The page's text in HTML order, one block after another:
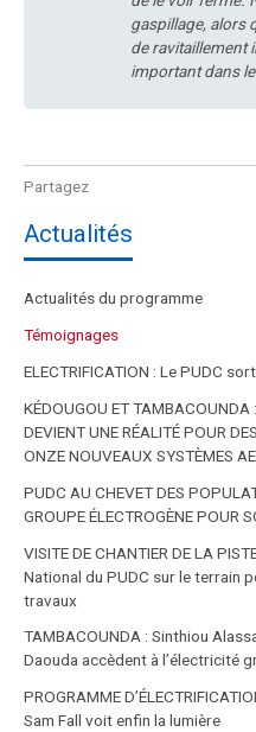
gaspillage, alors
de ravitaillement
important dans
Actualités
Actualités du programme
Témoignages
ELECTRIFICATION : Le PUDC
KÉDOUGOU ET TAMBACOUNDA
DEVIENT UNE RÉALITÉ POUR
ONZE NOUVEAUX SYSTÈMES
PUDC AU CHEVET DES
GROUPE ÉLECTROGÈNE POUR
VISITE DE CHANTIER DE LA
National du PUDC sur le terrain
travaux
TAMBACOUNDA : Sinthiou
Daouda accèdent à l’électricité
PROGRAMME
Sam Fall voit enfin la lumière